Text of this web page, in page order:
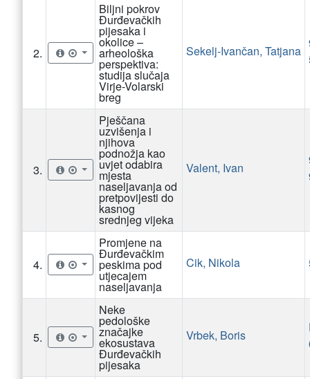
2.
Biljni pokrov
Đurđevačkih
pijesaka i
okolice –
arheološka
perspektiva:
studija slučaja
Virje-Volarski
breg
Sekelj-Ivančan, Tatjana
3.
Pješčana
uzvišenja i
njihova
podnožja kao
uvjet odabira
mjesta
naseljavanja od
pretpovijesti do
kasnog
srednjeg vijeka
Valent, Ivan
4.
Promjene na
Đurđevačkim
peskima pod
utjecajem
naseljavanja
Cik, Nikola
5.
Neke
pedološke
značajke
ekosustava
Đurđevačkih
pijesaka
Vrbek, Boris